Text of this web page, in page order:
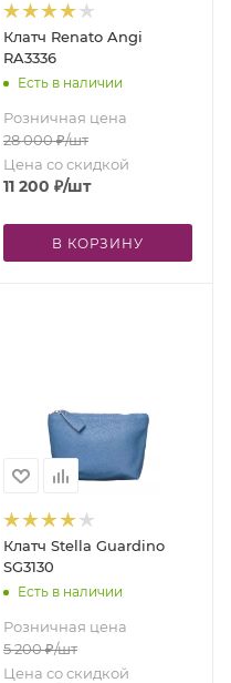
Клатч Renato Angi
RA3336
Есть в наличии
Розничная цена
28 000₽/шт
Цена со скидкой
11 200 ₽/шт
В КОРЗИНУ
Клатч Stella Guardino
SG3130
Есть в наличии
Розничная цена
5 200₽/шт
Цена со скидкой